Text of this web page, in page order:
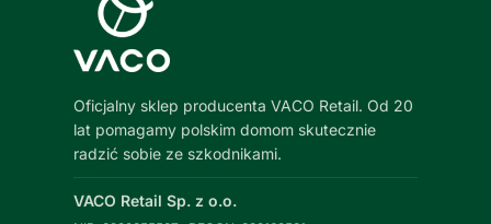
Oficjalny sklep producenta VACO Retail. Od 20
lat pomagamy polskim domom skutecznie
radzić sobie ze szkodnikami.
VACO Retail Sp. z o.o.